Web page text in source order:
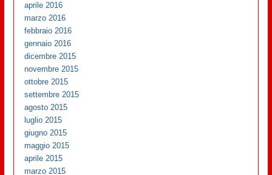
aprile 2016
marzo 2016
febbraio 2016
gennaio 2016
dicembre 2015
novembre 2015
ottobre 2015
settembre 2015
agosto 2015
luglio 2015
giugno 2015
maggio 2015
aprile 2015
marzo 2015